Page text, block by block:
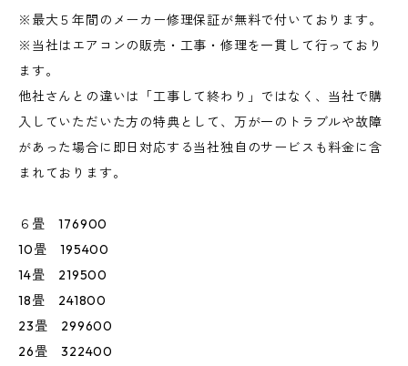
※最大５年間のメーカー修理保証が無料で付いております。
※当社はエアコンの販売・工事・修理を一貫して行っており
ます。
他社さんとの違いは「工事して終わり」ではなく、当社で購
入していただいた方の特典として、万が一のトラブルや故障
があった場合に即日対応する当社独自のサービスも料金に含
まれております。
６畳 176900
10畳 195400
14畳 219500
18畳 241800
23畳 299600
26畳 322400